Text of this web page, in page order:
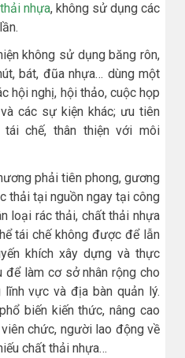
nhựa, không sử dụng các
không sử dụng băng rôn,
bát, đũa nhựa… dùng một
hội nghị, hội thảo, cuộc họp
các sự kiện khác; ưu tiên
chế, thân thiện với môi
phải tiên phong, gương
thải tại nguồn ngay tại công
loại rác thải, chất thải nhựa
tái chế không được để lẫn
khích xây dựng và thực
để làm cơ sở nhân rộng cho
vực và địa bàn quản lý.
biến kiến thức, nâng cao
chức, người lao động về
chất thải nhựa…